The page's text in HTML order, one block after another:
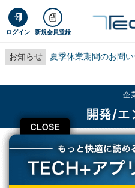
ログイン 新規会員登録
お知らせ 夏季休業期間のお問
企
開発/エ
TECH+ 企業IT
開発/エンジニア
「Gemini 2.5」に高効率モデル「